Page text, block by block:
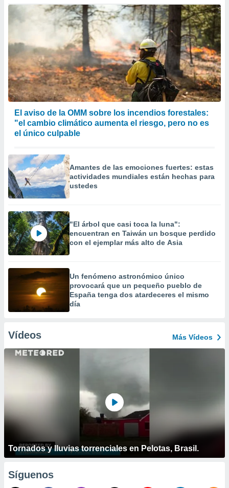
El aviso de la OMM sobre los incendios forestales:
"el cambio climático aumenta el riesgo, pero no es
el único culpable
Amantes de las emociones fuertes: estas
actividades mundiales están hechas para
ustedes
"El árbol que casi toca la luna":
encuentran en Taiwán un bosque perdido
con el ejemplar más alto de Asia
Un fenómeno astronómico único
provocará que un pequeño pueblo de
España tenga dos atardeceres el mismo
día
Vídeos Más Vídeos
Tornados y lluvias torrenciales en Pelotas, Brasil.
Síguenos